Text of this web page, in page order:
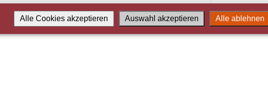
Alle ablehnen
Auswahl akzeptieren
Alle Cookies akzeptieren